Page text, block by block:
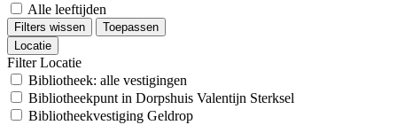
Alle leeftijden
Filters wissen
Toepassen
Locatie
Filter Locatie
Bibliotheek: alle vestigingen
Bibliotheekpunt in Dorpshuis Valentijn Sterksel
Bibliotheekvestiging Geldrop